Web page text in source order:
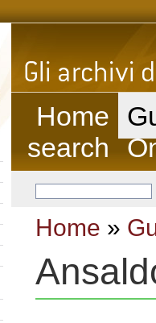
Home
search
Home »